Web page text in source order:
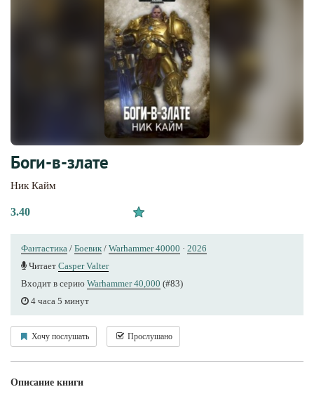
Боги-в-злате
Ник Кайм
3.40
Фантастика / Боевик / Warhammer 40000 · 2026
Читает Casper Valter
Входит в серию Warhammer 40,000 (#83)
4 часа 5 минут
Хочу послушать Прослушано
Описание книги